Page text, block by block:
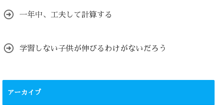
一年中、工夫して計算する
学習しない子供が伸びるわけがないだろう
アーカイブ